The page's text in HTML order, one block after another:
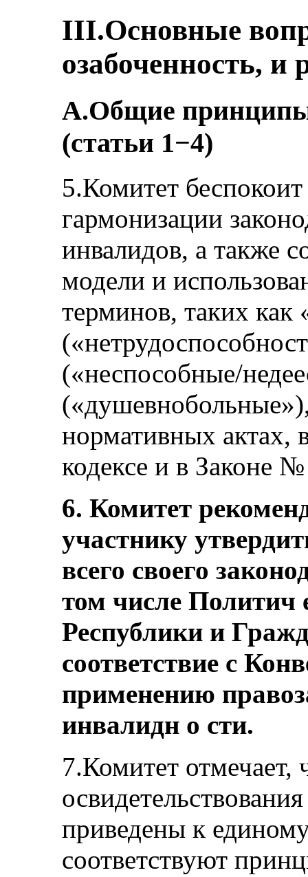
III.Основные
озабоченность, и
A.Общие принципы
(статьи 1−4)
5.Комитет беспокоит
гармонизации
инвалидов, а также
модели и
терминов, таких как
(«неспособные/
нормативных актах,
кодексе и в Законе
6. Комитет
участнику
всего своего
том числе Политич
Республики и
соответствие с
применению
инвалидн о сти.
7.Комитет отмечает,
приведены к
соответствуют